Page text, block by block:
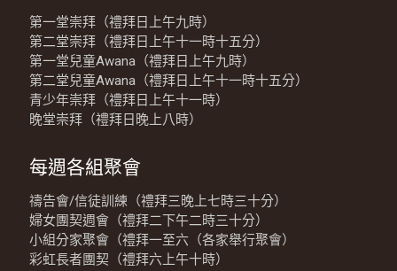
第一堂崇拜（禮拜日上午九時）
第二堂崇拜（禮拜日上午十一時十五分）
第一堂兒童Awana（禮拜日上午九時）
第二堂兒童Awana（禮拜日上午十一時十五分）
青少年崇拜（禮拜日上午十一時）
晚堂崇拜（禮拜日晚上八時）
每週各組聚會
禱告會/信徒訓練（禮拜三晚上七時三十分）
婦女團契週會（禮拜二下午二時三十分）
小組分家聚會（禮拜一至六（各家舉行聚會）
彩虹長者團契（禮拜六上午十時）